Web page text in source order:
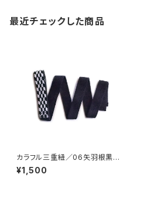
最近チェックした商品
カラフル三重紐／06矢羽根黒×
紺【コットンきもの屋＊san】
¥1,500